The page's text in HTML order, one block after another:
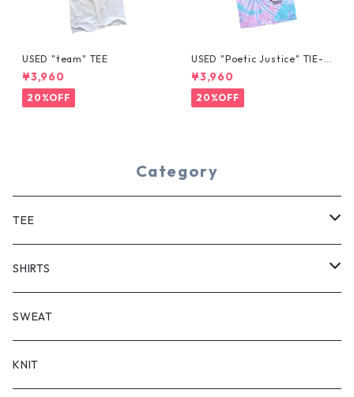
USED "team" TEE
¥3,960
20%OFF
USED "Poetic Justice" TIE-D
YE TEE
¥3,960
20%OFF
Category
TEE
SHORT SLEEVE
LONG SLEEVE
SHIRTS
SHORT SLEEVE
LONG SLEEVE
SWEAT
KNIT